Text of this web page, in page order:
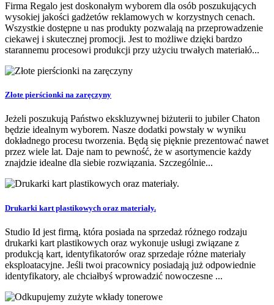
Firma Regalo jest doskonałym wyborem dla osób poszukujących
wysokiej jakości gadżetów reklamowych w korzystnych cenach.
Wszystkie dostępne u nas produkty pozwalają na przeprowadzenie
ciekawej i skutecznej promocji. Jest to możliwe dzięki bardzo
starannemu procesowi produkcji przy użyciu trwałych materiałó...
Złote pierścionki na zaręczyny
Jeżeli poszukują Państwo ekskluzywnej biżuterii to jubiler Chaton
będzie idealnym wyborem. Nasze dodatki powstały w wyniku
dokładnego procesu tworzenia. Będą się pięknie prezentować nawet
przez wiele lat. Daje nam to pewność, że w asortymencie każdy
znajdzie idealne dla siebie rozwiązania. Szczególnie...
Drukarki kart plastikowych oraz materiały.
Studio Id jest firmą, która posiada na sprzedaż różnego rodzaju
drukarki kart plastikowych oraz wykonuje usługi związane z
produkcją kart, identyfikatorów oraz sprzedaje różne materiały
eksploatacyjne. Jeśli twoi pracownicy posiadają już odpowiednie
identyfikatory, ale chciałbyś wprowadzić nowoczesne ...